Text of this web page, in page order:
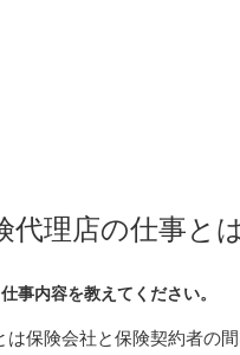
代理店の仕事と
事内容を教えてください。
は保険会社と保険契約者の